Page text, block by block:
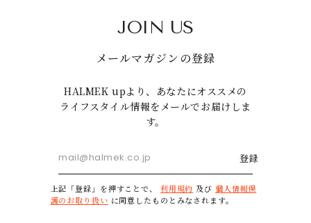
JOIN US
メールマガジンの登録
HALMEK upより、あなたにオススメの
ライフスタイル情報をメールでお届けしま
す。
登録
上記「登録」を押すことで、 利用規約 及び 個人情報保
護のお取り扱い に同意したものとみなされます。